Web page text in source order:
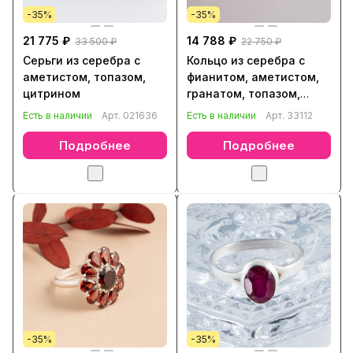
-35%
21 775 ₽ 33 500 ₽
Серьги из серебра с
аметистом, топазом,
цитрином
Есть в наличии Арт. 021636
Подробнее
-35%
14 788 ₽ 22 750 ₽
Кольцо из серебра с
фианитом, аметистом,
гранатом, топазом,
хризолитом, цитрином
Есть в наличии Арт. 33112
Подробнее
-35% -35%